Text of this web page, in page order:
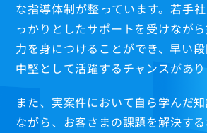
な指導体制が整っています。若手
っかりとしたサポートを受けなが
力を身につけることができ、早い
中堅として活躍するチャンスがあ
また、実案件において自ら学んだ
ながら、お客さまの課題を解決す